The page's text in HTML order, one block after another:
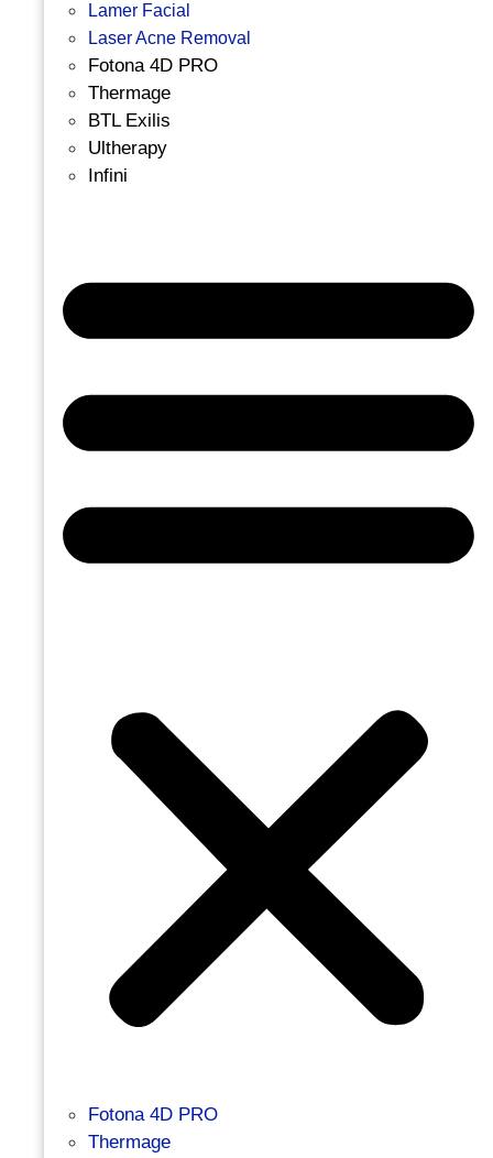
Lamer Facial
Laser Acne Removal
Fotona 4D PRO
Thermage
BTL Exilis
Ultherapy
Infini
Fotona 4D PRO
Thermage